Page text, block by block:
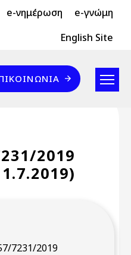
e-νημέρωση e-γνώμη
English Site
2019
7231/2019